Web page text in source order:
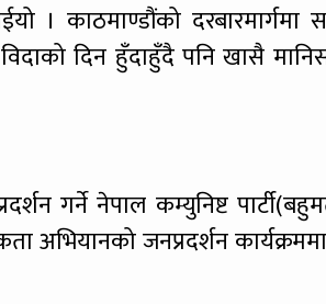
काठमाण्डौंको दरबारमार्गमा
दिन हुँदाहुँदै पनि खासै
गर्ने नेपाल कम्युनिष्ट
अभियानको जनप्रदर्शन